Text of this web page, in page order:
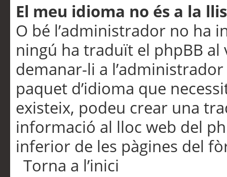
El meu idioma no és a la
O bé l’administrador no ha
ningú ha traduït el phpBB
demanar-li a
paquet d’idioma que
existeix, podeu crear una
informació al lloc web del
inferior de les pàgines del
Torna a l’inici